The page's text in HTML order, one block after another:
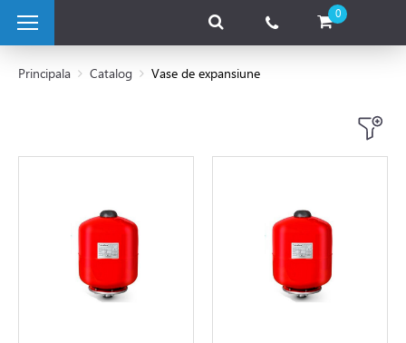
0
Principala Catalog Vase de expansiune